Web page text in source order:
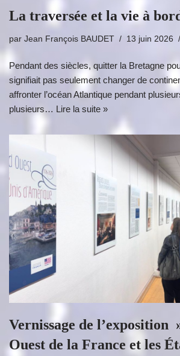
La traversée et la vie à
par Jean François BAUDET 13 juin 2026
Pendant des siècles, quitter la Bretagne
signifiait pas seulement changer de
affronter l’océan Atlantique pendant
plusieurs… Lire la suite »
Vernissage de l’exposition
Ouest de la France et les